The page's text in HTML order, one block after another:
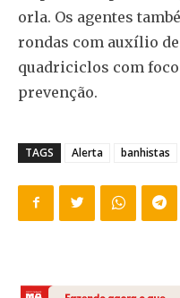
orla. Os agentes
rondas com auxílio de
quadriciclos com foco
prevenção.
TAGS Alerta banhistas